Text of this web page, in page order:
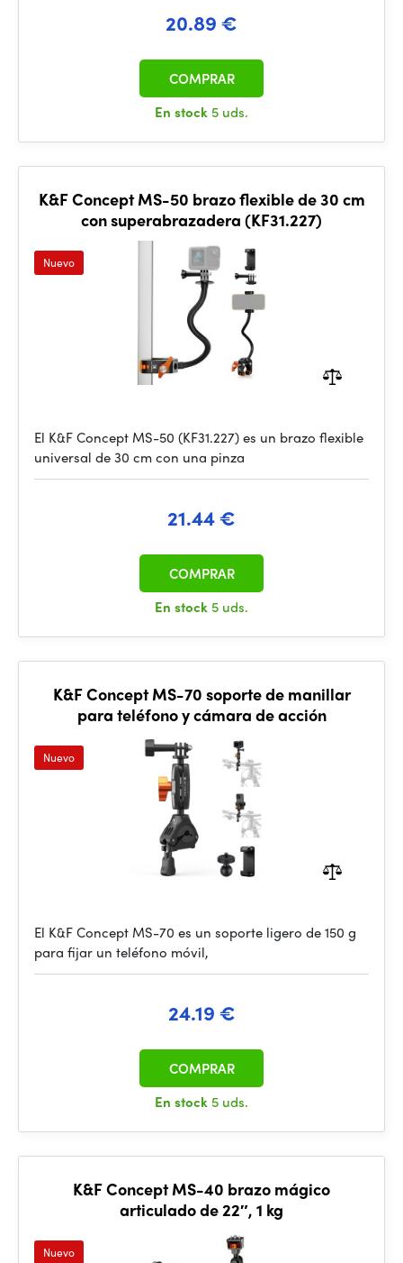
20.89 €
En stock 5 uds.
COMPRAR
K&F Concept MS-50 brazo flexible de 30 cm
con superabrazadera (KF31.227)
Nuevo
El K&F Concept MS-50 (KF31.227) es un brazo flexible
universal de 30 cm con una pinza
21.44 €
En stock 5 uds.
COMPRAR
K&F Concept MS-70 soporte de manillar
para teléfono y cámara de acción
Nuevo
El K&F Concept MS-70 es un soporte ligero de 150 g
para fijar un teléfono móvil,
24.19 €
En stock 5 uds.
COMPRAR
K&F Concept MS-40 brazo mágico
articulado de 22″, 1 kg
Nuevo